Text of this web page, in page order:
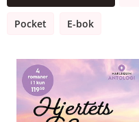
Pocket E-bok